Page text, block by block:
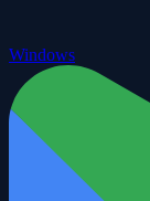
Windows